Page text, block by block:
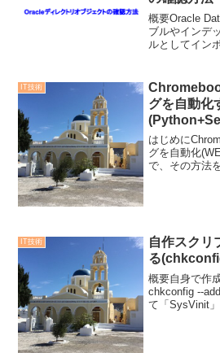
概要Oracle
ブルやインデ
ルとしてイン
使用される設
IT技術
グを自動化
はじめに
グを自動化
で、その方法
IT技術
自作スクリ
る
概要自身で作
chkconfig --
て「SysVinit